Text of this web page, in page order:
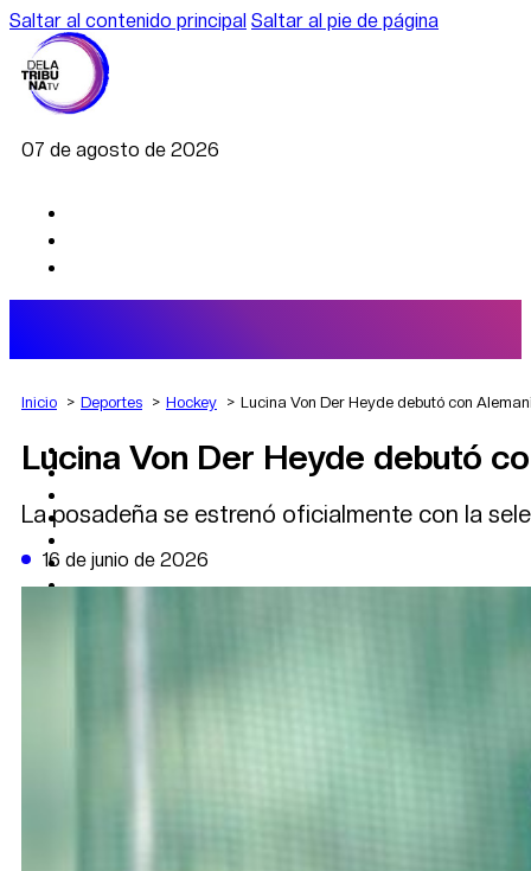
Saltar al contenido principal Saltar al pie de página
07 de agosto de 2026
AGRO
DEPORTES
POLÍTICA
DATA FIRME
DE LA TRIBUNA TV
Inicio Deportes Hockey Lucina Von Der Heyde debutó con
Lucina Von Der Heyde debutó
La posadeña se estrenó oficialmente con la
16 de junio de 2026